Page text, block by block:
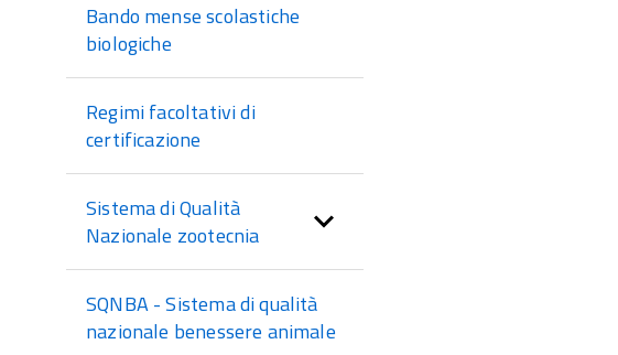
Bando mense scolastiche
biologiche
Regimi facoltativi di
certificazione
Sistema di Qualità
Nazionale zootecnia
SQNBA - Sistema di qualità
nazionale benessere animale